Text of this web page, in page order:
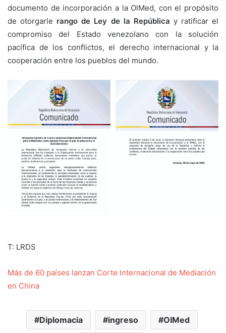
documento de incorporación a la OlMed, con el propósito
de otorgarle rango de Ley de la República y ratificar el
compromiso del Estado venezolano con la solución
pacífica de los conflictos, el derecho internacional y la
cooperación entre los pueblos del mundo.
T: LRDS
Más de 60 países lanzan Corte Internacional de Mediación
en China
Diplomacia ingreso OIMed